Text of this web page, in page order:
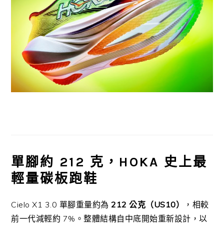
單腳約 212 克，HOKA 史上最
輕量碳板跑鞋
Cielo X1 3.0 單腳重量約為212 公克（US10）
，相較
前一代減輕約 7%。整體結構自中底開始重新設計，以